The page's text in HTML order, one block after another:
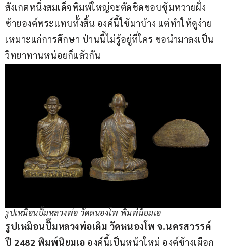
สังเกตหนึ่งสมเด็จพิมพ์ใหญ่จะตัดชิดขอบซุ้มหวายฝั่ง
ซ้ายองค์พระแทบทั้งสิ้น องค์นี้ใช้มาบ้าง แต่ทำให้ดูง่าย
เหมาะแก่การศึกษา ป่านนี้ไม่รู้อยู่ที่ใคร ขอนำมาลงเป็น
วิทยาทานหน่อยก็แล้วกัน
รูปเหมือนปั้มหลวงพ่อ วัดหนองโพ พิมพ์นิยมเอ
รูปเหมือนปั๊มหลวงพ่อเดิม วัดหนองโพ จ.นครสวรรค์
ปี 2482 พิมพ์นิยมเอ องค์นี้เป็นหน้าใหม่ องค์ช้างเผือก